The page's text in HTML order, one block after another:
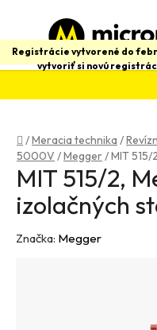
obsah
Registrácie vytvorené do
vytvoriť si novú
Domov
/Meracia technika /
5000V /Megger/MIT
MIT 515/2,
izolačných
Značka: Megger